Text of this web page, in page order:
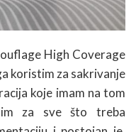
High Coverage
koristim za sakrivanje
koje imam na tom
za sve što treba